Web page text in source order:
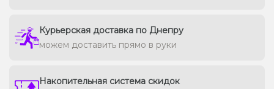
Курьерская доставка по Днепру
можем доставить прямо в руки
Накопительная система скидок